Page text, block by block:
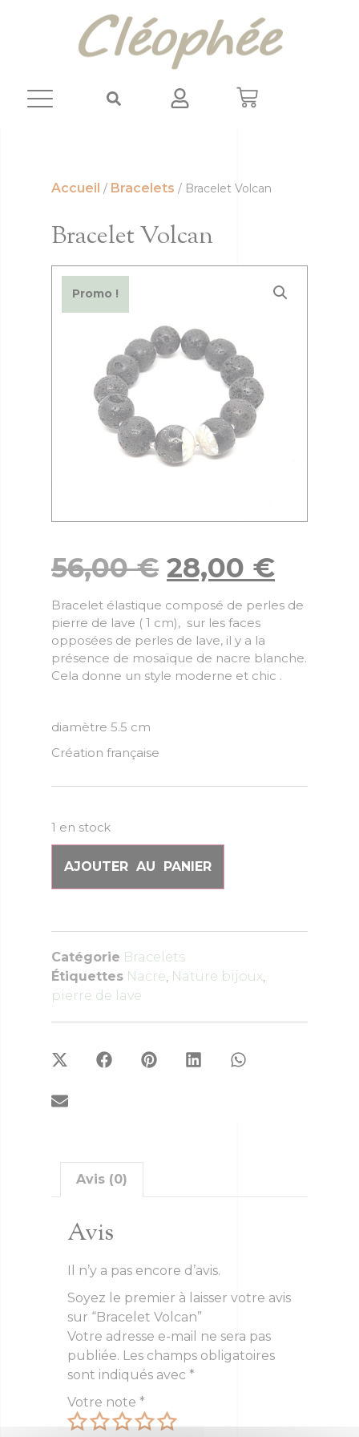
Accueil / Bracelets / Bracelet Volcan
Bracelet Volcan
Promo !
56,00€ 28,00 €
Bracelet élastique composé de perles de
pierre de lave ( 1 cm), sur les faces
opposées de perles de lave, il y a la
présence de mosaïque de nacre blanche.
Cela donne un style moderne et chic .
diamètre 5.5 cm
Création française
1 en stock
AJOUTER AU PANIER
Catégorie Bracelets
Étiquettes Nacre, Nature bijoux,
pierre de lave
Avis (0)
Avis
Il n’y a pas encore d’avis.
Soyez le premier à laisser votre avis
sur “Bracelet Volcan”
Votre adresse e-mail ne sera pas
publiée. Les champs obligatoires
sont indiqués avec *
Votre note *